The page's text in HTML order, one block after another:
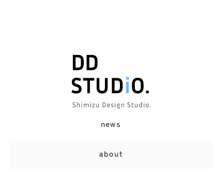
news
about
オペレーターが回答します。